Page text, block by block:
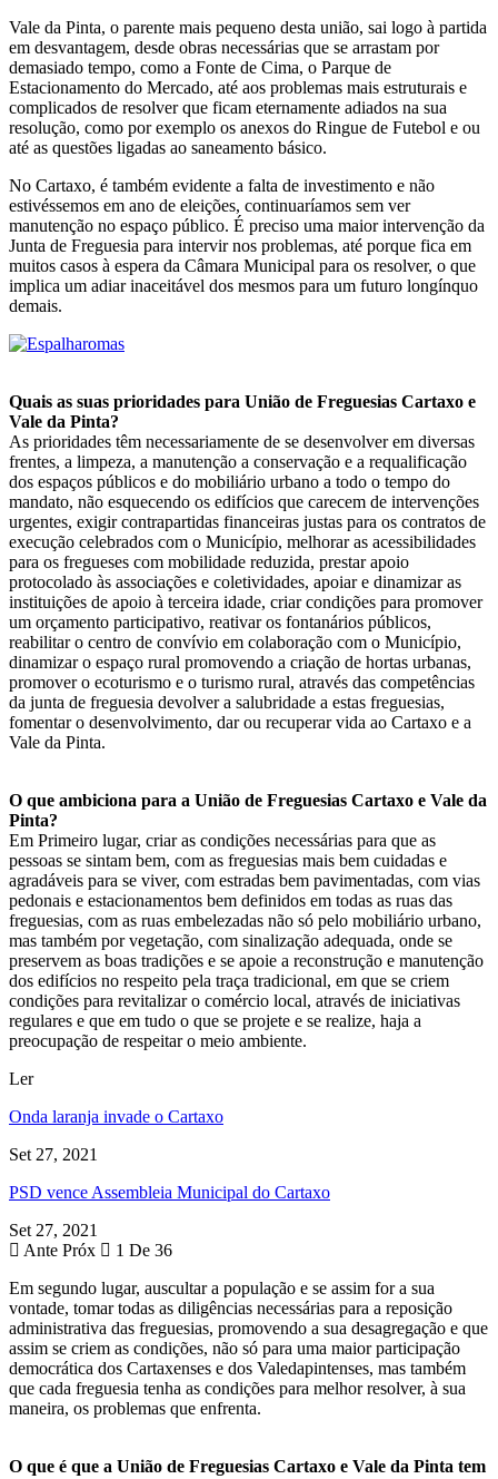
Vale da Pinta, o parente mais pequeno desta união, sai logo à partida
em desvantagem, desde obras necessárias que se arrastam por
demasiado tempo, como a Fonte de Cima, o Parque de
Estacionamento do Mercado, até aos problemas mais estruturais e
complicados de resolver que ficam eternamente adiados na sua
resolução, como por exemplo os anexos do Ringue de Futebol e ou
até as questões ligadas ao saneamento básico.
No Cartaxo, é também evidente a falta de investimento e não
estivéssemos em ano de eleições, continuaríamos sem ver
manutenção no espaço público. É preciso uma maior intervenção da
Junta de Freguesia para intervir nos problemas, até porque fica em
muitos casos à espera da Câmara Municipal para os resolver, o que
implica um adiar inaceitável dos mesmos para um futuro longínquo
demais.
Quais as suas prioridades para União de Freguesias Cartaxo e
Vale da Pinta?
As prioridades têm necessariamente de se desenvolver em diversas
frentes, a limpeza, a manutenção a conservação e a requalificação
dos espaços públicos e do mobiliário urbano a todo o tempo do
mandato, não esquecendo os edifícios que carecem de intervenções
urgentes, exigir contrapartidas financeiras justas para os contratos de
execução celebrados com o Município, melhorar as acessibilidades
para os fregueses com mobilidade reduzida, prestar apoio
protocolado às associações e coletividades, apoiar e dinamizar as
instituições de apoio à terceira idade, criar condições para promover
um orçamento participativo, reativar os fontanários públicos,
reabilitar o centro de convívio em colaboração com o Município,
dinamizar o espaço rural promovendo a criação de hortas urbanas,
promover o ecoturismo e o turismo rural, através das competências
da junta de freguesia devolver a salubridade a estas freguesias,
fomentar o desenvolvimento, dar ou recuperar vida ao Cartaxo e a
Vale da Pinta.
O que ambiciona para a União de Freguesias Cartaxo e Vale da
Pinta?
Em Primeiro lugar, criar as condições necessárias para que as
pessoas se sintam bem, com as freguesias mais bem cuidadas e
agradáveis para se viver, com estradas bem pavimentadas, com vias
pedonais e estacionamentos bem definidos em todas as ruas das
freguesias, com as ruas embelezadas não só pelo mobiliário urbano,
mas também por vegetação, com sinalização adequada, onde se
preservem as boas tradições e se apoie a reconstrução e manutenção
dos edifícios no respeito pela traça tradicional, em que se criem
condições para revitalizar o comércio local, através de iniciativas
regulares e que em tudo o que se projete e se realize, haja a
preocupação de respeitar o meio ambiente.
Ler
Onda laranja invade o Cartaxo
Set 27, 2021
PSD vence Assembleia Municipal do Cartaxo
Set 27, 2021
Ante Próx
1 De 36
Em segundo lugar, auscultar a população e se assim for a sua
vontade, tomar todas as diligências necessárias para a reposição
administrativa das freguesias, promovendo a sua desagregação e que
assim se criem as condições, não só para uma maior participação
democrática dos Cartaxenses e dos Valedapintenses, mas também
que cada freguesia tenha as condições para melhor resolver, à sua
maneira, os problemas que enfrenta.
O que é que a União de Freguesias Cartaxo e Vale da Pinta tem